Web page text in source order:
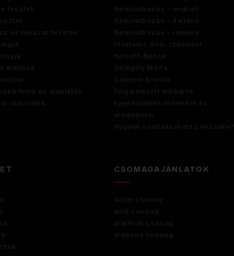
tesztek
és ruházat tesztek
életmód
hírek és ajánlatok
útmutatók
Bemutatkozás - english
Bemutatkozás - italiano
Bemutatkozás - romana
Hivatalos Giro-szponzor
Horváth Bence
Seregély Márta
Gabriele Biondo
Forgalmazott márkáink
Egyesületünk története és
eredményei
Hogyan csatlakozhatsz hozzánk?
CSOMAGAJÁNLATOK
silver csomag
gold csomag
platinum csomag
diamond csomag